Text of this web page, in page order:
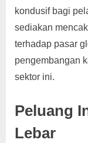
kondusif bagi
sediakan
terhadap pasar
pengembangan
sektor ini.
Peluang
Lebar